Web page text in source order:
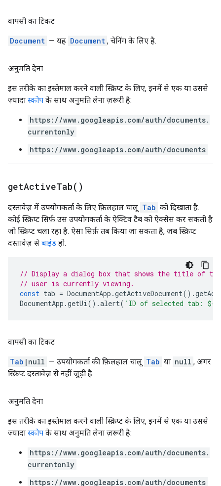
वापसी का टिकट
Document — यह Document , चेनिंग के लिए है.
अनुमति देना
इस तरीके का इस्तेमाल करने वाली स्क्रिप्ट के लिए, इनमें से एक या उससे
ज़्यादा स्कोप के साथ अनुमति लेना ज़रूरी है:
https://www.googleapis.com/auth/documents.
currentonly
https://www.googleapis.com/auth/documents
getActiveTab( )
दस्तावेज़ में उपयोगकर्ता के लिए फ़िलहाल चालू Tab को दिखाता है.
कोई स्क्रिप्ट सिर्फ़ उस उपयोगकर्ता के ऐक्टिव टैब को ऐक्सेस कर सकती है
जो स्क्रिप्ट चला रहा है. ऐसा सिर्फ़ तब किया जा सकता है, जब स्क्रिप्ट
दस्तावेज़ से बाइंड हो.
// Display a dialog box that shows the title of
// user is currently viewing.
const tab = DocumentApp .getActiveDocument().
DocumentApp .getUi().alert( `ID of selected tab: ${
वापसी का टिकट
Tab |null — उपयोगकर्ता की फ़िलहाल चालू Tab या null , अगर
स्क्रिप्ट दस्तावेज़ से नहीं जुड़ी है.
अनुमति देना
इस तरीके का इस्तेमाल करने वाली स्क्रिप्ट के लिए, इनमें से एक या उससे
ज़्यादा स्कोप के साथ अनुमति लेना ज़रूरी है:
https://www.googleapis.com/auth/documents.
currentonly
https://www.googleapis.com/auth/documents